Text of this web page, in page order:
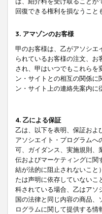
回復できる権利を損なうこと
3. アマゾンのお客様
甲のお客様は、乙がアソシエ
られているお客様の注文、
され、甲はいつでもこれら
ン・サイトとの相互の関係
ン・サイト上の連絡先案内
4. 乙による保証
乙は、以下を表明、保証およ
アソシエイト・プログラム
可、ガイダンス、実施規則、
伝およびマーケティングに関
結が法的に阻止されないこと
たは声明に依存していないこ
科されている場合、乙はアソ
国の法律と同じ内容の商品
ログラムに関して提供する